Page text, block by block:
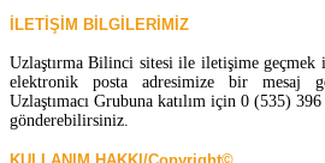
İLETİŞİM BİLGİLERİMİZ
Uzlaştırma Bilinci sitesi ile iletişime
elektronik posta adresimize bir mesaj
Uzlaştımacı Grubuna katılım için 0 (535)
gönderebilirsiniz.